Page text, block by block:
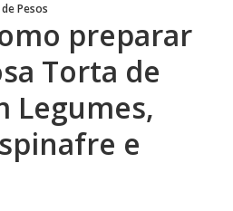
Pesos
preparar
Torta de
Legumes,
e